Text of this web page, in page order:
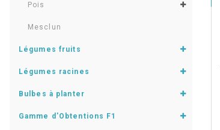
Pois
Mesclun
Légumes fruits
Légumes racines
Bulbes à planter
Gamme d'Obtentions F1